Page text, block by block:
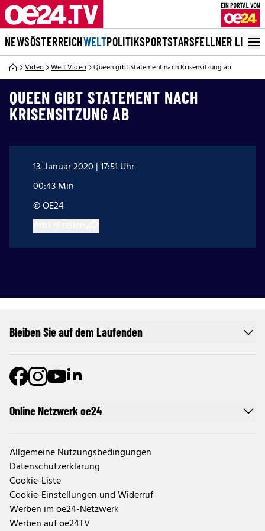
NEWSÖSTERREICHWELTPOLITIKSPORTSTARSFELLNER LIVE
Video Welt Video Queen gibt Statement nach Krisensitzung ab
QUEEN GIBT STATEMENT NACH
KRISENSITZUNG AB
13. Januar 2020 | 17:51 Uhr
00:43 Min
© OE24
Online Netzwerk oe24
Allgemeine Nutzungsbedingungen
Datenschutzerklärung
Cookie-Liste
Cookie-Einstellungen und Widerruf
Werben im oe24-Netzwerk
Werben auf oe24TV
Bleiben Sie auf dem Laufenden